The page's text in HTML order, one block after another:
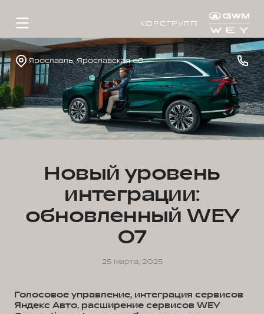
КОРСГРУПП
Ярославль, Ярославская обл., пос. Нагорный, ул. Дорожная, д. 8
Новый уровень
интеграции:
обновленный WEY
07
25 марта, 2025
Голосовое управление, интеграция сервисов
Яндекс Авто, расширение сервисов WEY